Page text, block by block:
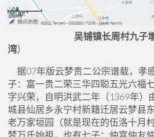
吴铺镇长周村九子
湾）
据07年版云梦贵二公宗谱载，孝
子：富一贵二荣三华四聪五光六福
字兴荣，自明洪武二年（1369年）
城县仙居乡永宁村新籍迁居云梦县
老万家垣园（就是现在的伍洛十月